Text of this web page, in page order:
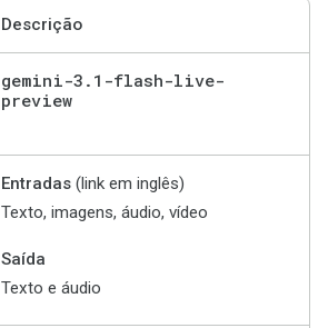
Descrição
gemini-3 . 1-flash-live-
preview
Entradas (link em inglês)
Texto, imagens, áudio, vídeo
Saída
Texto e áudio